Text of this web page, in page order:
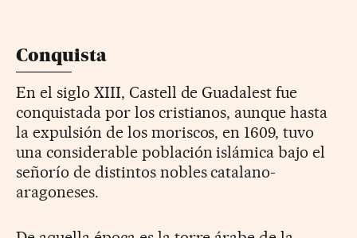
Conquista
En el siglo XIII, Castell de Guadalest fue
conquistada por los cristianos, aunque hasta
la expulsión de los moriscos, en 1609, tuvo
una considerable población islámica bajo el
señorío de distintos nobles catalano-
aragoneses.